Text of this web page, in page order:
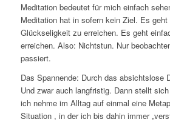
Meditation bedeutet für mich einfach
Meditation hat in sofern kein Ziel. Es
Glückseligkeit zu erreichen. Es geht
erreichen. Also: Nichtstun. Nur
passiert.
Das Spannende: Durch das absichtslose
Und zwar auch langfristig. Dann stellt
ich nehme im Alltag auf einmal eine
Situation , in der ich bis dahin immer